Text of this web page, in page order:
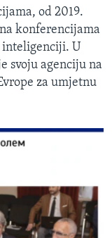
od 2019.
konferencijama
inteligenciji. U
svoju agenciju na
za umjetnu